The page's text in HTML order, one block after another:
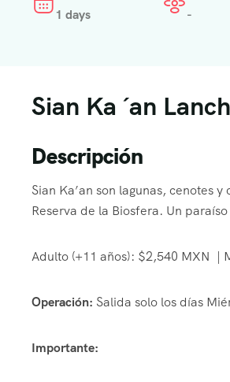
1 days
-
Sian Ka ´an
Descripción
Sian Ka’an son lagunas, cenotes
Reserva de la Biosfera. Un
Adulto (+11 años): $2,540 MXN |
Operación: Salida solo los días
Importante: